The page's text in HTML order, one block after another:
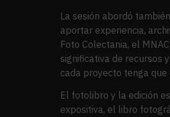
La sesión abordó
aportar experiencia,
Foto Colectania, el
significativa de recursos
cada proyecto tenga
El fotolibro y la edición
expositiva, el libro